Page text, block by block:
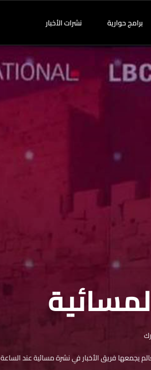
برامج حوارية نشرات الأخبار
يجمعها فريق الأخبار في نشرة مسائية عند الساعة